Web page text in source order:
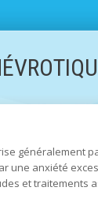
généralement
une anxiété
et traitements